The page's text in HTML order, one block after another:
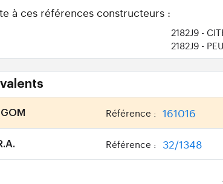
à ces références constructeurs :
2182J9 -
2182J9 -
Référence : 161016
Référence : 32/1348